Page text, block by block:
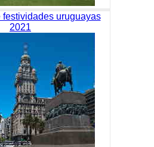
uruguayas
2021